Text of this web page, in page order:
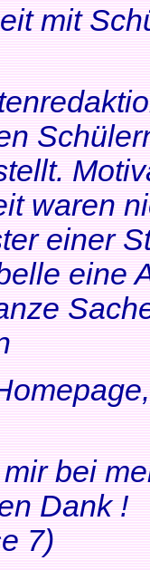
mit
waren
einer
eine
bei
Dank !
7)